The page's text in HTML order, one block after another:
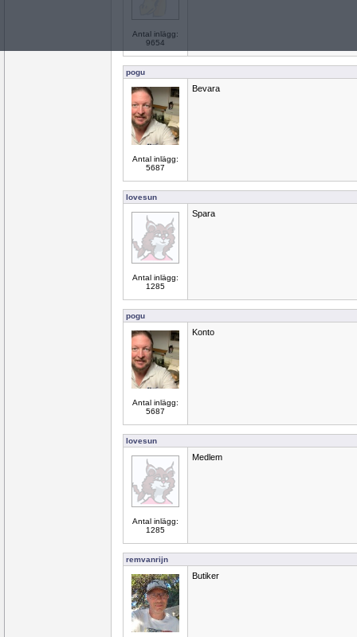
Antal inlägg:
9654
pogu
Antal inlägg:
5687
Bevara
lovesun
Antal inlägg:
1285
Spara
pogu
Antal inlägg:
5687
Konto
lovesun
Antal inlägg:
1285
Medlem
remvanrijn
Butiker